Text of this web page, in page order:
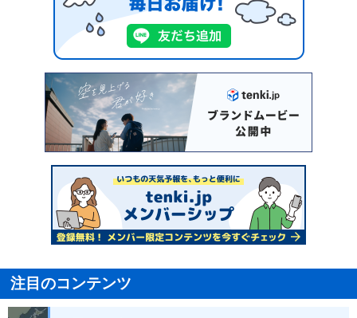
注目のコンテンツ